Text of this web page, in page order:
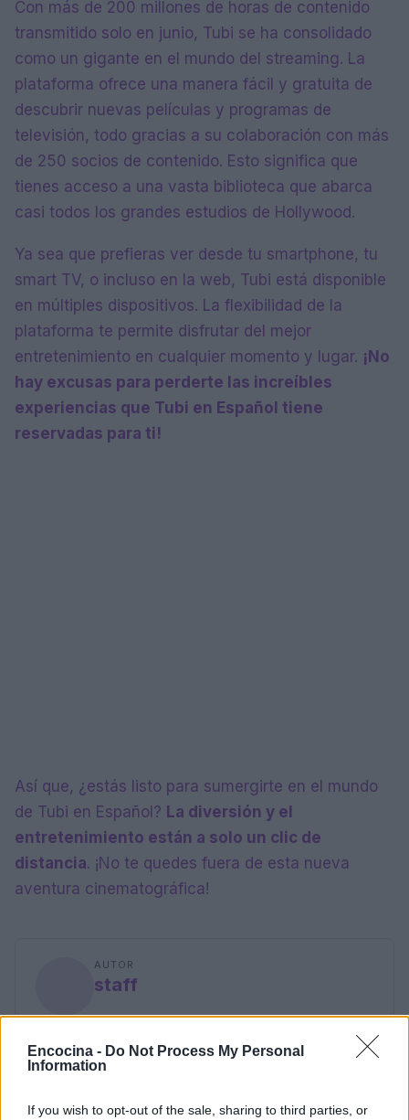
Encocina - Do Not Process My Personal
Information
If you wish to opt-out of the sale, sharing to third parties, or
Con más de 200 millones de horas de contenido
transmitido solo en junio, Tubi se ha consolidado
como un gigante en el mundo del streaming. La
plataforma ofrece una manera fácil y gratuita de
descubrir nuevas películas y programas de
televisión, todo gracias a su colaboración con más
de 250 socios de contenido. Esto significa que
tienes acceso a una vasta biblioteca que abarca
casi todos los grandes estudios de Hollywood.
Ya sea que prefieras ver desde tu smartphone, tu
smart TV, o incluso en la web, Tubi está disponible
en múltiples dispositivos. La flexibilidad de la
plataforma te permite disfrutar del mejor
entretenimiento en cualquier momento y lugar. ¡No
hay excusas para perderte las increíbles
experiencias que Tubi en Español tiene
reservadas para ti!
Así que, ¿estás listo para sumergirte en el mundo
de Tubi en Español? La diversión y el
entretenimiento están a solo un clic de
distancia. ¡No te quedes fuera de esta nueva
aventura cinematográfica!
AUTOR
staff